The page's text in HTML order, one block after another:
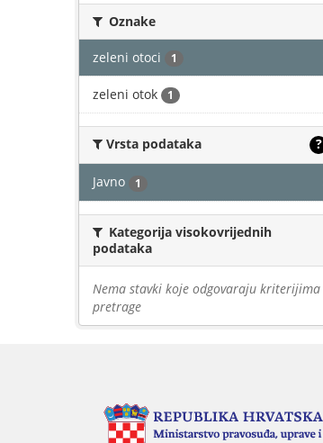
Oznake
zeleni otoci 1
zeleni otok 1
Vrsta podataka ?
Javno 1
Kategorija visokovrijednih
podataka
Nema stavki koje odgovaraju kriterijima
pretrage